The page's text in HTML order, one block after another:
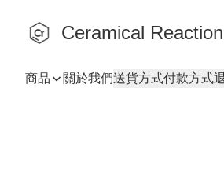
Ceramical Reaction
商品 關於我們送貨方式付款方式